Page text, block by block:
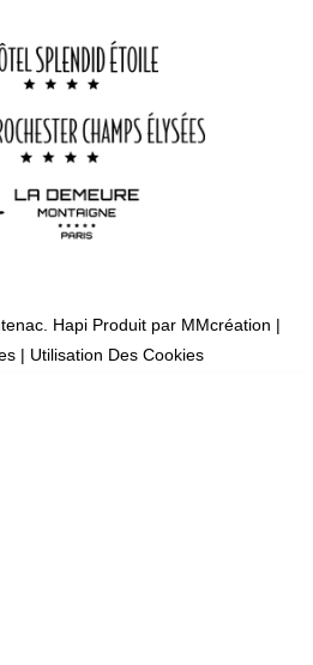
Hapi Produit par MMcréation |
| Utilisation Des Cookies